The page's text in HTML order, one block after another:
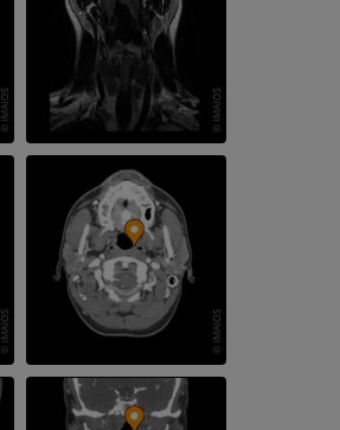
GRATUITO
Angiografia dell’arto
inferiore (DSA)
Angiografia
GRATUITO